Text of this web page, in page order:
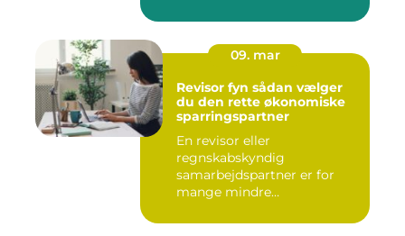
09. mar
Revisor fyn sådan vælger
du den rette økonomiske
sparringspartner
En revisor eller
regnskabskyndig
samarbejdspartner er for
mange mindre
ro...